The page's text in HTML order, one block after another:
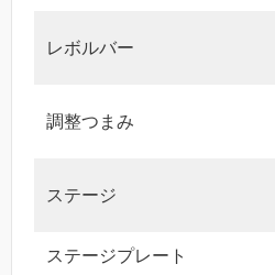
レボルバー
調整つまみ
ステージ
ステージプレート